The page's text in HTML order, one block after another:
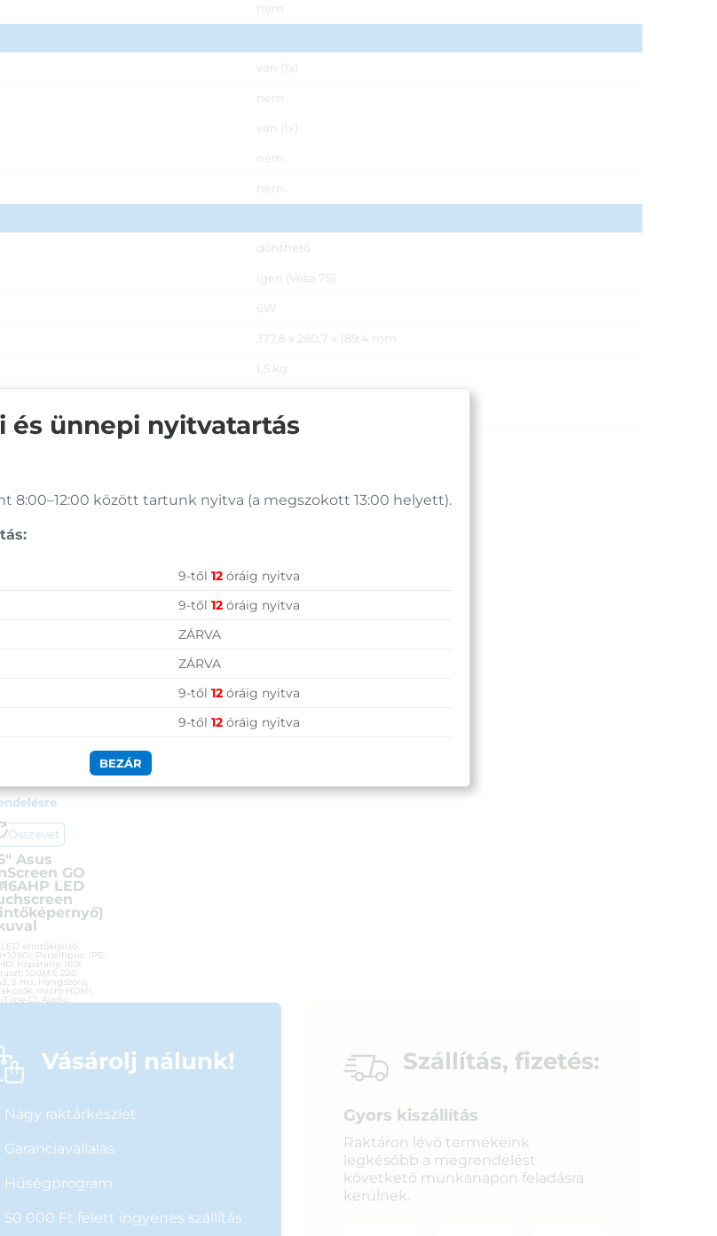
nem
van (1x)
nem
van (1x)
nem
nem
dönthető
igen (Vesa 75)
6W
377,8 x 280,7 x 189,4 mm
1,5 kg
Összevet
Asus
GO
LED
LED érintőkijelző
Paneltípus: IPS;
Képarány: 16:9;
100M:1; 220
5 ms; Hangszóró;
micro HDMI,
C), Audio;
Érintőképernyők
Asus
37346
Ft
Vásárolj nálunk!
Nagy raktárkészlet
Garanciavállalás
Hűségprogram
50 000 Ft felett ingyenes szállítás
Szállítás, fizetés:
Gyors kiszállítás
Raktáron lévő termékeink
legkésőbb a megrendelést
követkető munkanapon feladásra
kerülnek.
és ünnepi nyitvatartás
8:00–12:00 között tartunk nyitva (a megszokott 13:00 helyett).
9-től 12óráig nyitva
9-től 12óráig nyitva
ZÁRVA
ZÁRVA
9-től 12óráig nyitva
9-től 12óráig nyitva
BEZÁR